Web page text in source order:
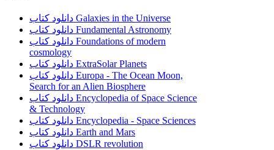
دانلود کتاب Galaxies in the Universe
دانلود کتاب Fundamental Astronomy
دانلود کتاب Foundations of modern
cosmology
دانلود کتاب ExtraSolar Planets
دانلود کتاب Europa - The Ocean Moon,
Search for an Alien Biosphere
دانلود کتاب Encyclopedia of Space Science
& Technology
دانلود کتاب Encyclopedia - Space Sciences
دانلود کتاب Earth and Mars
دانلود کتاب DSLR revolution